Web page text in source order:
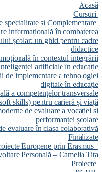
Acasă
Cursuri
specialitate și Complementare
informațională în combaterea
școlar: un ghid pentru cadre
didactice
în contextul integrării
artificiale în educație
de implementare a tehnologiei
digitale în educație
a competențelor transversale
skills) pentru carieră și viață
de evaluare a vocației și
performanței școlare
evaluare în clasa colaborativă
Finalizate
Europene prin Erasmus+
Personală – Camelia Tița
Proiecte